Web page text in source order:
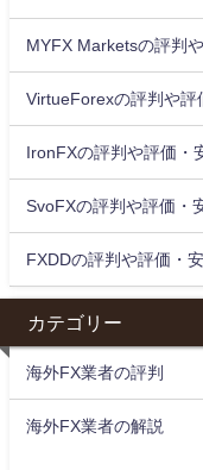
MYFX Marketsの評判
VirtueForexの評判や評
IronFXの評判や評価・
SvoFXの評判や評価・
FXDDの評判や評価・
カテゴリー
海外FX業者の評判
海外FX業者の解説